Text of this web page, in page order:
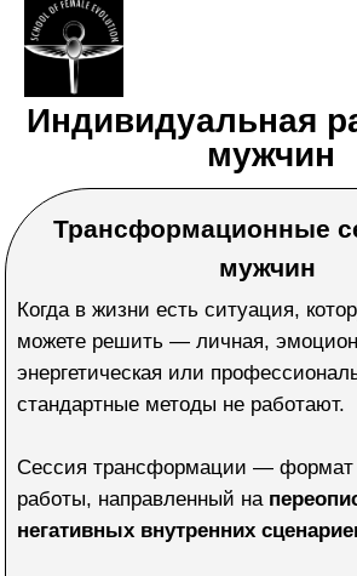
Индивидуальная работа для
мужчин
Трансформационные сессии для
мужчин
Когда в жизни есть ситуация, которую вы не
можете решить — личная, эмоциональная,
энергетическая или профессиональная —
Сессия трансформации — формат глубокой
работы, направленный на
негативных внутренних сценариев.
изменитьвнутренние реакции, сценарии и
состояние.
Подробнее о сессиях